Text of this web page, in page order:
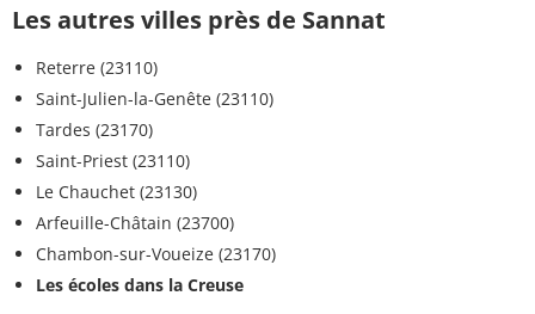
Les autres villes près de Sannat
Reterre (23110)
Saint-Julien-la-Genête (23110)
Tardes (23170)
Saint-Priest (23110)
Le Chauchet (23130)
Arfeuille-Châtain (23700)
Chambon-sur-Voueize (23170)
Les écoles dans la Creuse